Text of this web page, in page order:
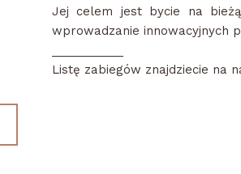
Jej celem jest bycie na
wprowadzanie innowacyjnych
Listę zabiegów znajdziecie na